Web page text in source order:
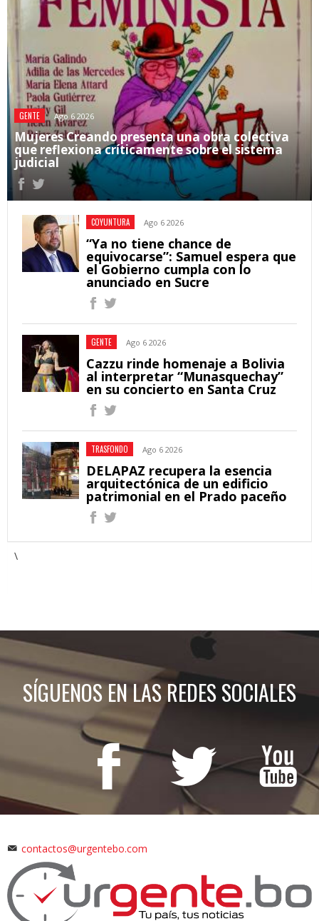
GENTE Ago 6 2026
Mujeres Creando presenta una obra colectiva
que reflexiona críticamente sobre el sistema
judicial
COYUNTURA Ago 6 2026
“Ya no tiene chance de
equivocarse”: Samuel espera que
el Gobierno cumpla con lo
anunciado en Sucre
GENTE Ago 6 2026
Cazzu rinde homenaje a Bolivia
al interpretar “Munasquechay”
en su concierto en Santa Cruz
TRASFONDO Ago 6 2026
DELAPAZ recupera la esencia
arquitectónica de un edificio
patrimonial en el Prado paceño
\
SÍGUENOS EN LAS REDES SOCIALES
contactos@urgentebo.com